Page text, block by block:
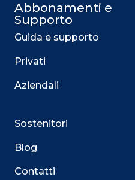
Abbonamenti e
Supporto
Guida e supporto
Privati
Aziendali
Sostenitori
Blog
Contatti